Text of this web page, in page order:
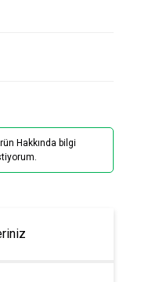
Hakkında bilgi